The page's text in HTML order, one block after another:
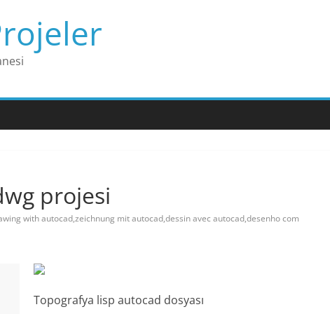
projesi
with autocad,zeichnung mit autocad,dessin avec autocad,desenho com
Topografya lisp autocad dosyası